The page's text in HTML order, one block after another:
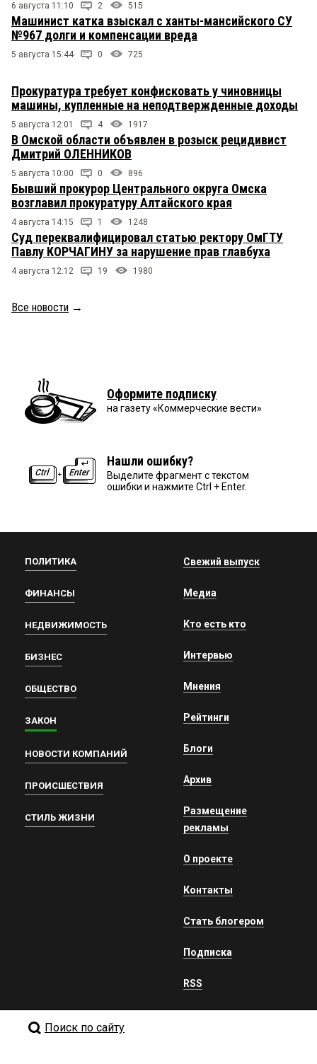
6 августа 11:10 2 515
Машинист катка взыскал с ханты-мансийского СУ
№967 долги и компенсации вреда
5 августа 15:44 0 725
Прокуратура требует конфисковать у чиновницы
машины, купленные на неподтвержденные доходы
5 августа 12:01 4 1917
В Омской области объявлен в розыск рецидивист
Дмитрий ОЛЕННИКОВ
5 августа 10:00 0 896
Бывший прокурор Центрального округа Омска
возглавил прокуратуру Алтайского края
4 августа 14:15 1 1248
Суд переквалифицировал статью ректору ОмГТУ
Павлу КОРЧАГИНУ за нарушение прав главбуха
4 августа 12:12 19 1980
Все новости →
Оформите подписку
на газету «Коммерческие вести»
Нашли ошибку?
Выделите фрагмент с текстом
ошибки и нажмите Ctrl + Enter.
ПОЛИТИКА
ФИНАНСЫ
НЕДВИЖИМОСТЬ
БИЗНЕС
ОБЩЕСТВО
ЗАКОН
НОВОСТИ КОМПАНИЙ
ПРОИСШЕСТВИЯ
СТИЛЬ ЖИЗНИ
Свежий выпуск
Медиа
Кто есть кто
Интервью
Мнения
Рейтинги
Блоги
Архив
Размещение
рекламы
О проекте
Контакты
Стать блогером
Подписка
RSS
Поиск по сайту